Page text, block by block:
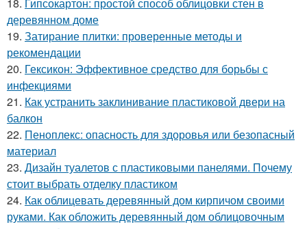
деревянном доме
19. Затирание плитки: проверенные методы и
рекомендации
20. Гексикон: Эффективное средство для борьбы с
инфекциями
21. Как устранить заклинивание пластиковой двери на
балкон
22. Пеноплекс: опасность для здоровья или безопасный
материал
23. Дизайн туалетов с пластиковыми панелями. Почему
стоит выбрать отделку пластиком
24. Как облицевать деревянный дом кирпичом своими
руками. Как обложить деревянный дом облицовочным